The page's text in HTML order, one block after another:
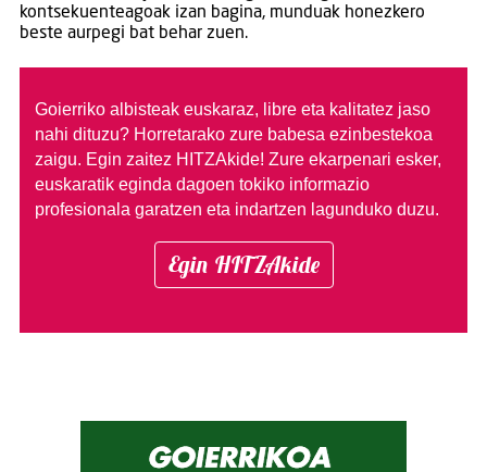
kontsekuenteagoak izan bagina, munduak honezkero
beste aurpegi bat behar zuen.
Goierriko albisteak euskaraz, libre eta kalitatez jaso
nahi dituzu? Horretarako zure babesa ezinbestekoa
zaigu. Egin zaitez HITZAkide! Zure ekarpenari esker,
euskaratik eginda dagoen tokiko informazio
profesionala garatzen eta indartzen lagunduko duzu.
Egin HITZAkide